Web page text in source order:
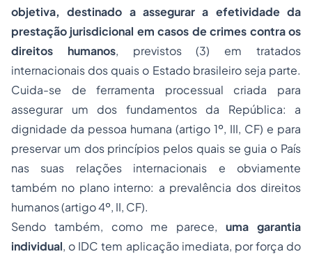
objetiva, destinado a assegurar a efetividade da
prestação jurisdicional em casos de crimes contra os
direitos humanos, previstos (3) em tratados
internacionais dos quais o Estado brasileiro seja parte.
Cuida-se de ferramenta processual criada para
assegurar um dos fundamentos da República: a
dignidade da pessoa humana (artigo 1º, III, CF) e para
preservar um dos princípios pelos quais se guia o País
nas suas relações internacionais e obviamente
também no plano interno: a prevalência dos direitos
humanos (artigo 4º, II, CF).
Sendo também, como me parece,uma garantia
individual, o IDC tem aplicação imediata, por força do